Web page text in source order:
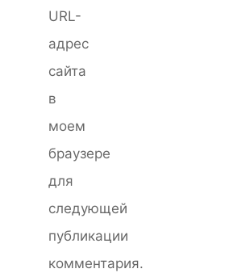
URL-
адрес
сайта
в
моем
браузере
для
следующей
публикации
комментария.